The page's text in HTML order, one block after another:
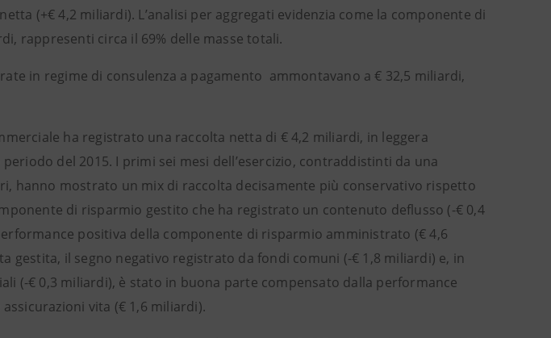
(+€ 4,2 miliardi). L’analisi per aggregati evidenzia come la componente di
rappresenti circa il 69% delle masse totali.
in regime di consulenza a pagamento ammontavano a € 32,5 miliardi,
ha registrato una raccolta netta di € 4,2 miliardi, in leggera
del 2015. I primi sei mesi dell’esercizio, contraddistinti da una
hanno mostrato un mix di raccolta decisamente più conservativo rispetto
di risparmio gestito che ha registrato un contenuto deflusso (-€ 0,4
positiva della componente di risparmio amministrato (€ 4,6
gestita, il segno negativo registrato da fondi comuni (-€ 1,8 miliardi) e, in
(-€ 0,3 miliardi), è stato in buona parte compensato dalla performance
vita (€ 1,6 miliardi).